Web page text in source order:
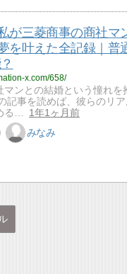
が三菱商事の商社マ
を叶えた全記録｜普
x.com/658/
マンとの結婚という憧れを
記事を読めば、彼らのリ
る…
1年1ヶ月前
みなみ